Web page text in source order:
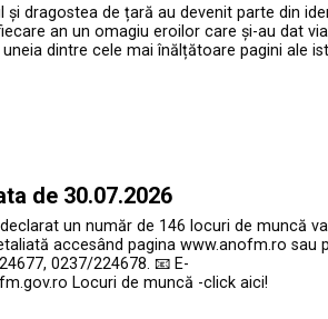
dragostea de țară au devenit parte din
an un omagiu eroilor care și-au dat
dintre cele mai înălțătoare pagini ale
de 30.07.2026
un număr de 146 locuri de muncă
accesând pagina www.anofm.ro sau
0237/224678. 📧 E-
Locuri de muncă -click aici!